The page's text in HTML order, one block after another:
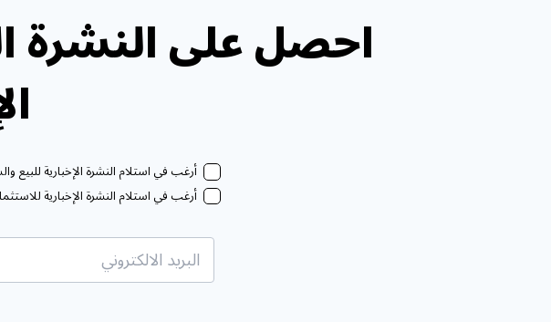
احصل على النشرة
أرغب في استلام النشرة الإخبارية للبيع
أرغب في استلام النشرة الإخبارية